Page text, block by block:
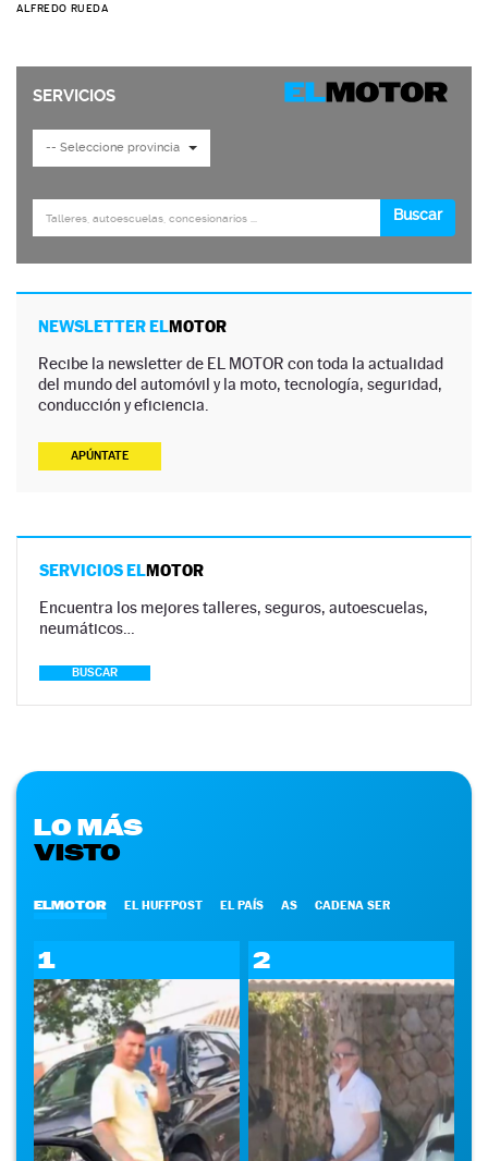
ALFREDO RUEDA
NEWSLETTER ELMOTOR
Recibe la newsletter de EL MOTOR con toda la actualidad
del mundo del automóvil y la moto, tecnología, seguridad,
conducción y eficiencia.
APÚNTATE
SERVICIOS ELMOTOR
Encuentra los mejores talleres, seguros, autoescuelas,
neumáticos…
BUSCAR
LO MÁS
VISTO
ELMOTOR EL HUFFPOST EL PAÍS AS CADENA SER
1 2